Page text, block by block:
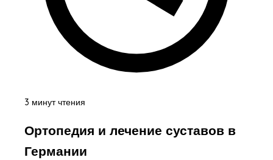
3 минут чтения
Ортопедия и лечение суставов в
Германии